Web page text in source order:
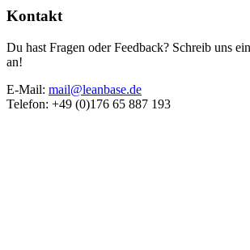
Kontakt
Du hast Fragen oder Feedback? Schreib uns
an!
E-Mail: mail@leanbase.de
Telefon: +49 (0)176 65 887 193